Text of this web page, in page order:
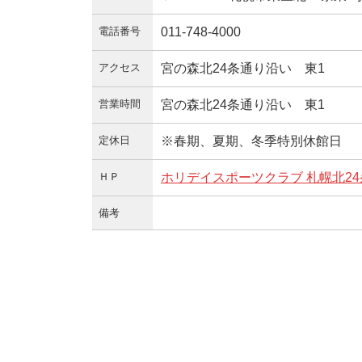
電話番号 011-748-4000
アクセス 宮の森北24条通り沿い 東1
営業時間 宮の森北24条通り沿い 東1
定休日 ※春期、夏期、冬季特別休館日
ＨＰ ホリデイスポーツクラブ 札幌北
備考